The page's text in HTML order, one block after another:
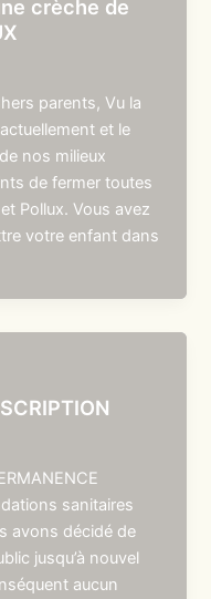
crèche de
parents, Vu la
et le
nos milieux
de fermer toutes
Pollux. Vous avez
votre enfant dans
sanitaires
avons décidé de
jusqu’à nouvel
aucun